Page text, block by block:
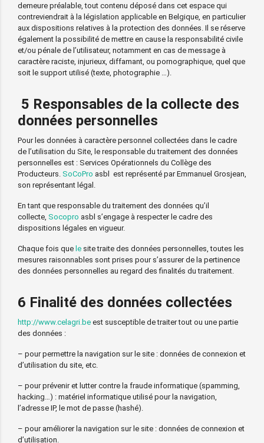
demeure préalable, tout contenu déposé dans cet espace qui
contreviendrait à la législation applicable en Belgique, en particulier
aux dispositions relatives à la protection des données. Il se réserve
également la possibilité de mettre en cause la responsabilité civile
et/ou pénale de l’utilisateur, notamment en cas de message à
caractère raciste, injurieux, diffamant, ou pornographique, quel que
soit le support utilisé (texte, photographie …).
5 Responsables de la collecte des
données personnelles
Pour les données à caractère personnel collectées dans le cadre
de l’utilisation du Site, le responsable du traitement des données
personnelles est : Services Opérationnels du Collège des
Producteurs. SoCoPro asbl est représenté par Emmanuel Grosjean,
son représentant légal.
En tant que responsable du traitement des données qu’il
collecte, Socopro asbl s’engage à respecter le cadre des
dispositions légales en vigueur.
Chaque fois que le site traite des données personnelles, toutes les
mesures raisonnables sont prises pour s’assurer de la pertinence
des données personnelles au regard des finalités du traitement.
6 Finalité des données collectées
http://www.celagri.be est susceptible de traiter tout ou une partie
des données :
– pour permettre la navigation sur le site : données de connexion et
d’utilisation du site, etc.
– pour prévenir et lutter contre la fraude informatique (spamming,
hacking…) : matériel informatique utilisé pour la navigation,
l’adresse IP, le mot de passe (hashé).
– pour améliorer la navigation sur le site : données de connexion et
d’utilisation.